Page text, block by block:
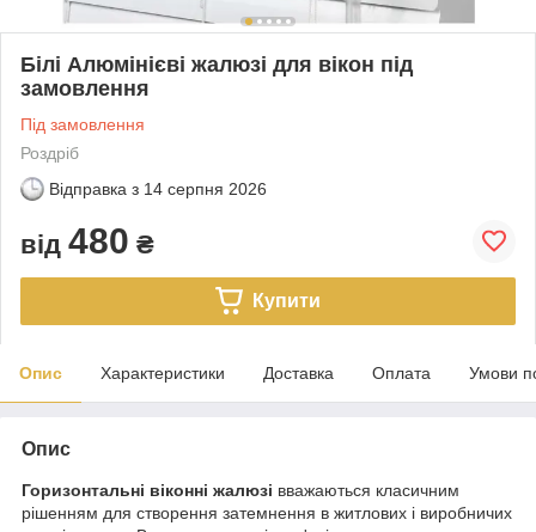
Білі Алюмінієві жалюзі для вікон під
замовлення
Під замовлення
Роздріб
Відправка з 14 серпня 2026
від 480 ₴
Купити
Опис Характеристики Доставка Оплата Умови
Опис
Горизонтальні віконні жалюзі вважаються класичним
рішенням для створення затемнення в житлових і виробничих